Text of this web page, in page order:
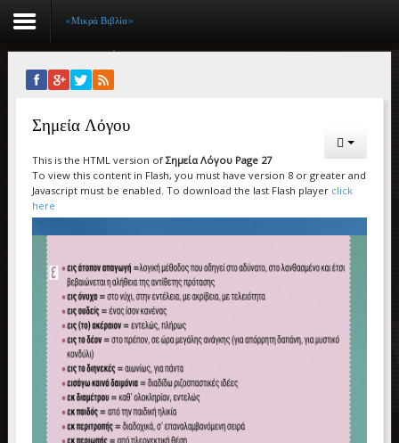
Αρχική
Βιογραφικό
Συγγραφικό έργο
Εργασίες
Ιστορίες Επιτυχίας
Επιτυχόντες
Διακρίσεις
«Μικρά Βιβλία»
Ο χώρος μας
«Μικρά Βιβλία»
Σημεία Λόγου
This is the HTML version of Σημεία Λόγου Page 27
To view this content in Flash, you must have version 8 or greater and
Javascript must be enabled. To download the last Flash player click
here